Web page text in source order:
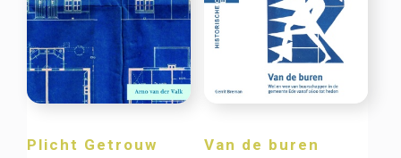
Plicht Getrouw Van de buren